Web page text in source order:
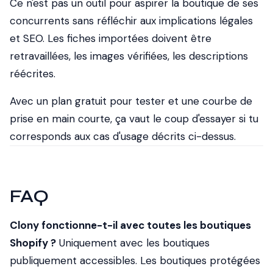
Ce n'est pas un outil pour aspirer la boutique de ses
concurrents sans réfléchir aux implications légales
et SEO. Les fiches importées doivent être
retravaillées, les images vérifiées, les descriptions
réécrites.
Avec un plan gratuit pour tester et une courbe de
prise en main courte, ça vaut le coup d'essayer si tu
corresponds aux cas d'usage décrits ci-dessus.
FAQ
Clony fonctionne-t-il avec toutes les boutiques
Shopify ? Uniquement avec les boutiques
publiquement accessibles. Les boutiques protégées